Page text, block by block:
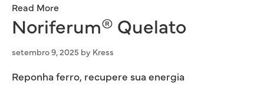
Read More
Noriferum® Quelato
setembro 9, 2025 by Kress
Reponha ferro, recupere sua energia